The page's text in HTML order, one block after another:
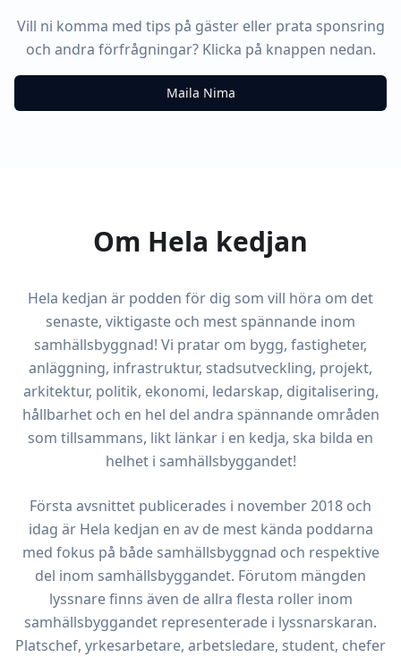
Vill ni komma med tips på gäster eller prata sponsring
och andra förfrågningar? Klicka på knappen nedan.
Maila Nima
Om Hela kedjan
Hela kedjan är podden för dig som vill höra om det
senaste, viktigaste och mest spännande inom
samhällsbyggnad! Vi pratar om bygg, fastigheter,
anläggning, infrastruktur, stadsutveckling, projekt,
arkitektur, politik, ekonomi, ledarskap, digitalisering,
hållbarhet och en hel del andra spännande områden
som tillsammans, likt länkar i en kedja, ska bilda en
helhet i samhällsbyggandet!
Första avsnittet publicerades i november 2018 och
idag är Hela kedjan en av de mest kända poddarna
med fokus på både samhällsbyggnad och respektive
del inom samhällsbyggandet. Förutom mängden
lyssnare finns även de allra flesta roller inom
samhällsbyggandet representerade i lyssnarskaran.
Platschef, yrkesarbetare, arbetsledare, student, chefer